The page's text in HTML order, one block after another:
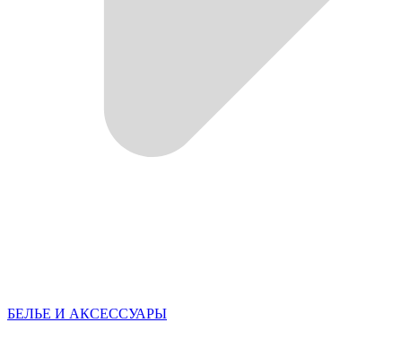
БЕЛЬЕ И АКСЕССУАРЫ